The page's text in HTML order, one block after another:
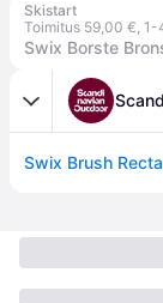
Skistart
Toimitus 59,00 €, 1-